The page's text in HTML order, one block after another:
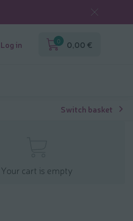
Log in 0 0,00 €
Switch basket
Your cart is empty